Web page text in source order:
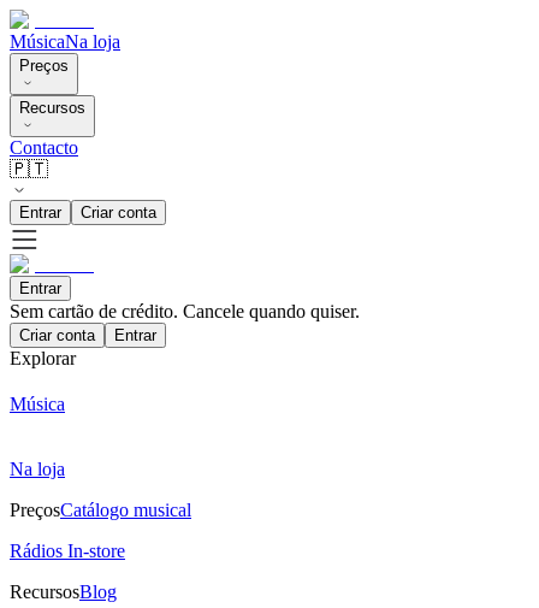
MúsicaNa loja
Preços
Recursos
Contacto
🇵🇹
Entrar Criar conta
Entrar
Sem cartão de crédito. Cancele quando quiser.
Criar conta Entrar
Explorar
Música
Na loja
PreçosCatálogo musical
Rádios In-store
RecursosBlog